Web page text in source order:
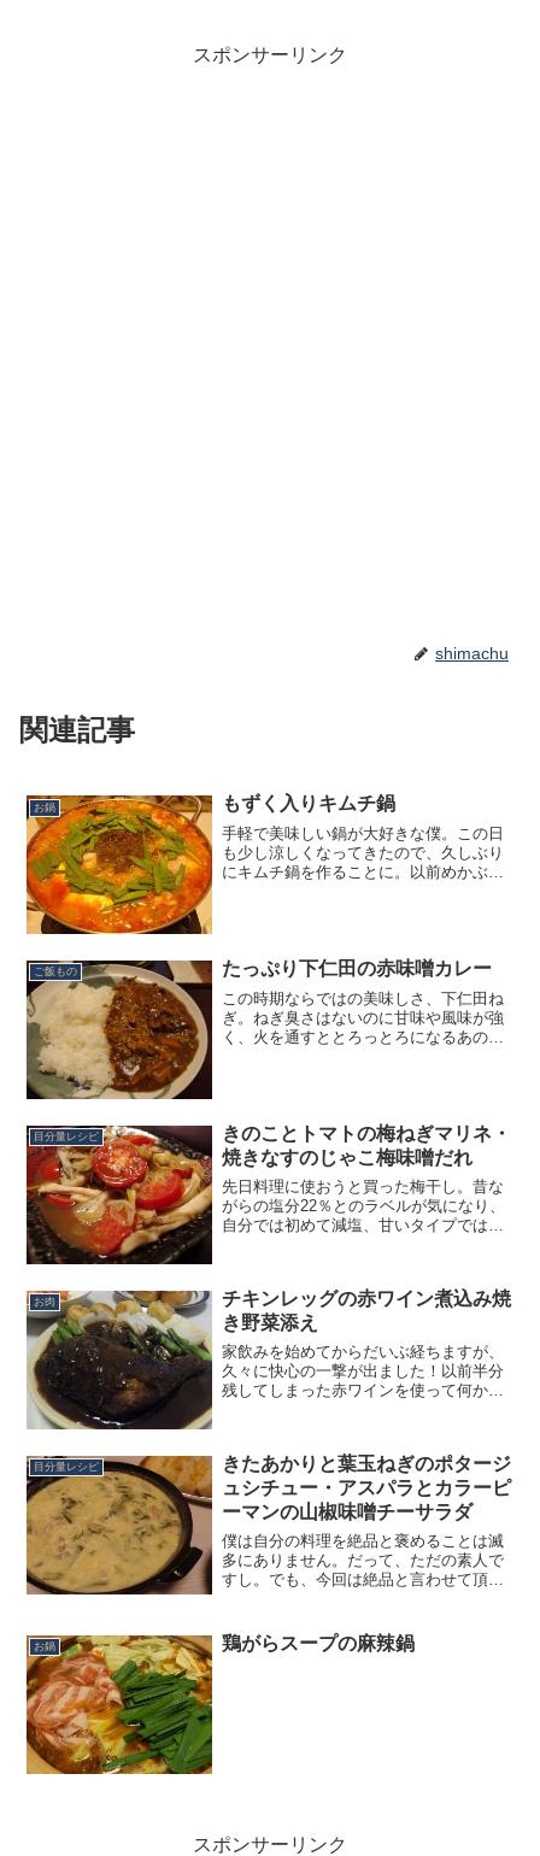
スポンサーリンク
shimachu
関連記事
お鍋 もずく入りキムチ鍋
手軽で美味しい鍋が大好きな僕。この日
も少し涼しくなってきたので、久しぶり
にキムチ鍋を作ることに。以前めかぶを
ご飯もの たっぷり下仁田の赤味噌カレー
この時期ならではの美味しさ、下仁田ね
ぎ。ねぎ臭さはないのに甘味や風味が強
く、火を通すととろっとろになるあの食
目分量レシピ
きのことトマトの梅ねぎマリネ・
焼きなすのじゃこ梅味噌だれ
先日料理に使おうと買った梅干し。昔な
がらの塩分22％とのラベルが気になり、
自分では初めて減塩、甘いタイプではな
理の調味料として使うな...
お肉
チキンレッグの赤ワイン煮込み焼
き野菜添え
家飲みを始めてからだいぶ経ちますが、
久々に快心の一撃が出ました！以前半分
残してしまった赤ワインを使って何か作
ッツリ煮込んでみようと思...
目分量レシピ
きたあかりと葉玉ねぎのポタージ
ュシチュー・アスパラとカラーピ
ーマンの山椒味噌チーサラダ
僕は自分の料理を絶品と褒めることは滅
多にありません。だって、ただの素人で
すし。でも、今回は絶品と言わせて頂き
んなに美味しくなるのか。料理って面白
いですね♪今回作ったのは...
お鍋 鶏がらスープの麻辣鍋
スポンサーリンク